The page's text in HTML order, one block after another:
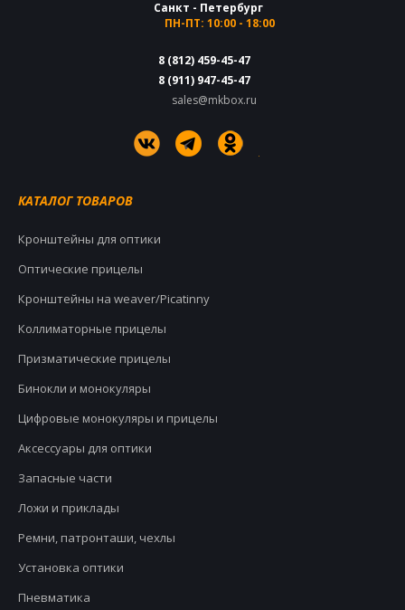
Санкт - Петербург
ПН-ПТ: 10:00 - 18:00
8 (812) 459-45-47
8 (911) 947-45-47
sales@mkbox.ru
КАТАЛОГ ТОВАРОВ
Кронштейны для оптики
Оптические прицелы
Кронштейны на weaver/Picatinny
Коллиматорные прицелы
Призматические прицелы
Бинокли и монокуляры
Цифровые монокуляры и прицелы
Аксессуары для оптики
Запасные части
Ложи и приклады
Ремни, патронташи, чехлы
Установка оптики
Пневматика